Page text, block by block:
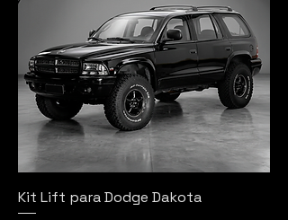
Kit Lift para Dodge Dakota